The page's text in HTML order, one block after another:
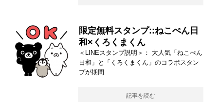
限定無料スタンプ::ねこぺん日
和×くろくまくん
＜LINEスタンプ説明＞： 大人気「ねこぺん
日和」と「くろくまくん」のコラボスタン
プが期間
記事を読む